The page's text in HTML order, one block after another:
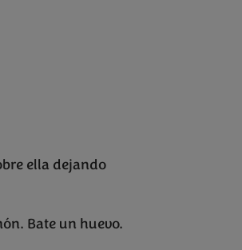
ella dejando
Bate un huevo.